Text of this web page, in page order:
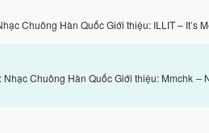
Chuông Hàn Quốc Giới thiệu: ILLIT – It’s
Chuông Hàn Quốc Giới thiệu: Mmchk –